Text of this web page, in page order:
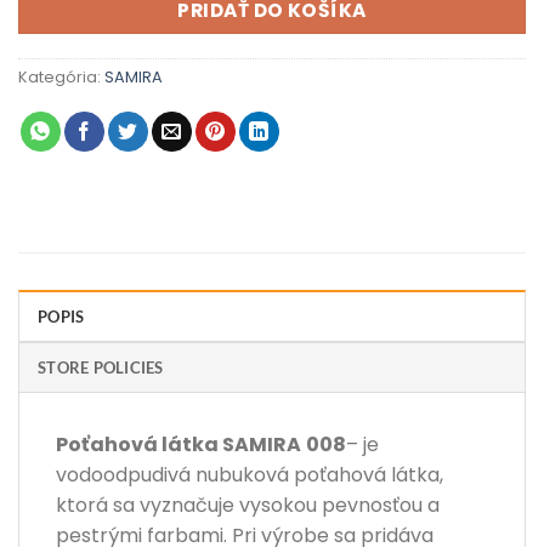
PRIDAŤ DO KOŠÍKA
Kategória: SAMIRA
POPIS
STORE POLICIES
Poťahová látka SAMIRA 008– je
vodoodpudivá nubuková poťahová látka,
ktorá sa vyznačuje vysokou pevnosťou a
pestrými farbami. Pri výrobe sa pridáva